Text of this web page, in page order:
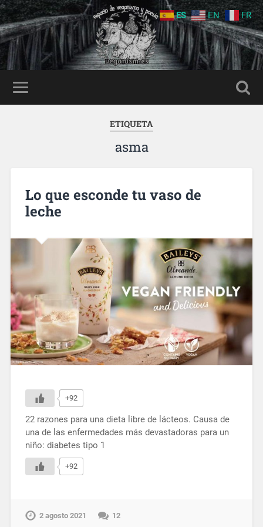
ETIQUETA
asma
Lo que esconde tu vaso de
leche
+92
22 razones para una dieta libre de lácteos. Causa de
una de las enfermedades más devastadoras para un
niño: diabetes tipo 1
+92
2 agosto 2021 12
ES EN FR